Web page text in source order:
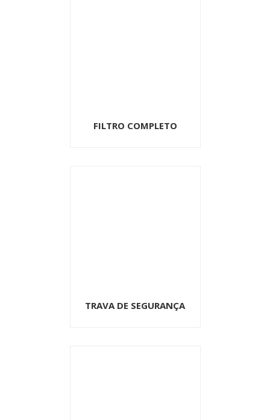
FILTRO COMPLETO
TRAVA DE SEGURANÇA